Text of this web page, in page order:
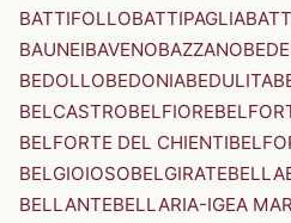
BATTIFOLLOBATTIPAGLIA
BAUNEIBAVENOBAZZANO
BEDOLLOBEDONIABEDULITA
BELCASTROBELFIORE
BELFORTE DEL CHIENTI
BELGIOIOSOBELGIRATEBELLA
BELLANTEBELLARIA-IGEA